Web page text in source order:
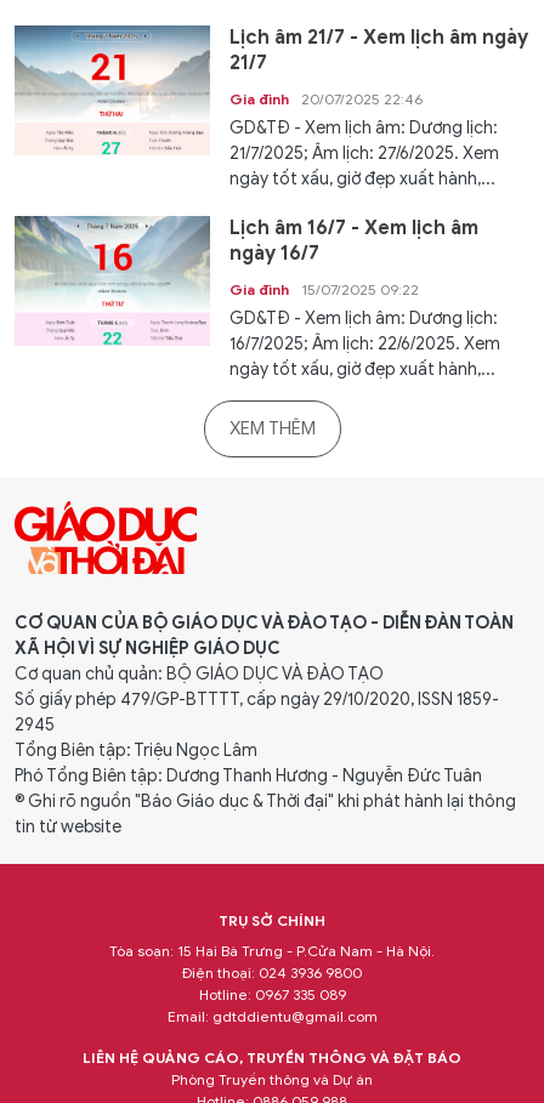
Lịch âm 21/7 - Xem lịch âm ngày
21/7
Gia đình 20/07/2025 22:46
GD&TĐ - Xem lịch âm: Dương lịch:
21/7/2025; Âm lịch: 27/6/2025. Xem
ngày tốt xấu, giờ đẹp xuất hành,...
Lịch âm 16/7 - Xem lịch âm
ngày 16/7
Gia đình 15/07/2025 09:22
GD&TĐ - Xem lịch âm: Dương lịch:
16/7/2025; Âm lịch: 22/6/2025. Xem
ngày tốt xấu, giờ đẹp xuất hành,...
XEM THÊM
CƠ QUAN CỦA BỘ GIÁO DỤC VÀ ĐÀO TẠO - DIỄN ĐÀN TOÀN
XÃ HỘI VÌ SỰ NGHIỆP GIÁO DỤC
Cơ quan chủ quản: BỘ GIÁO DỤC VÀ ĐÀO TẠO
Số giấy phép 479/GP-BTTTT, cấp ngày 29/10/2020, ISSN 1859-
2945
Tổng Biên tập: Triệu Ngọc Lâm
Phó Tổng Biên tập: Dương Thanh Hương - Nguyễn Đức Tuân
® Ghi rõ nguồn "Báo Giáo dục & Thời đại" khi phát hành lại thông
tin từ website
TRỤ SỞ CHÍNH
Tòa soạn: 15 Hai Bà Trưng - P.Cửa Nam - Hà Nội.
Điện thoại: 024 3936 9800
Hotline: 0967 335 089
Email: gdtddientu@gmail.com
LIÊN HỆ QUẢNG CÁO, TRUYỀN THÔNG VÀ ĐẶT BÁO
Phòng Truyền thông và Dự án